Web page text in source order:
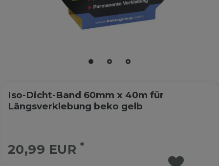
Iso-Dicht-Band 60mm x 40m für
Längsverklebung beko gelb
20,99 EUR *